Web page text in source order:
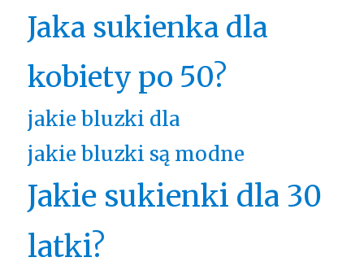
Jaka sukienka dla
kobiety po 50?
jakie bluzki dla
jakie bluzki są modne
Jakie sukienki dla 30
latki?